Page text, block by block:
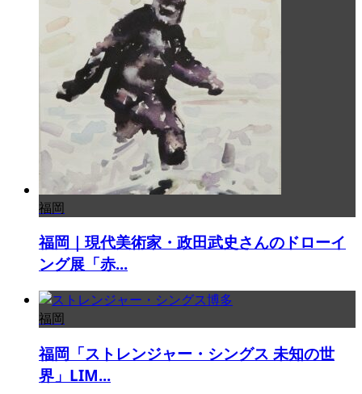
福岡
福岡｜現代美術家・政田武史さんのドローイ
ング展「赤...
福岡
福岡「ストレンジャー・シングス 未知の世
界」LIM...